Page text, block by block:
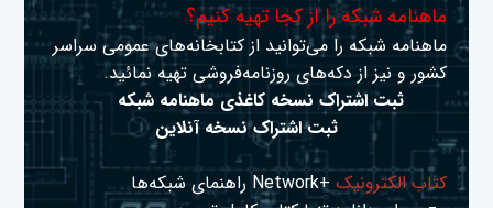
ماهنامه شبکه را از کجا تهیه کنیم؟
ماهنامه شبکه را می‌توانید از کتابخانه‌های عمومی سراسر
کشور و نیز از دکه‌های روزنامه‌فروشی تهیه نمائید.
ثبت اشتراک نسخه کاغذی ماهنامه شبکه
ثبت اشتراک نسخه آنلاین
کتاب الکترونیک+Network راهنمای شبکه‌ها